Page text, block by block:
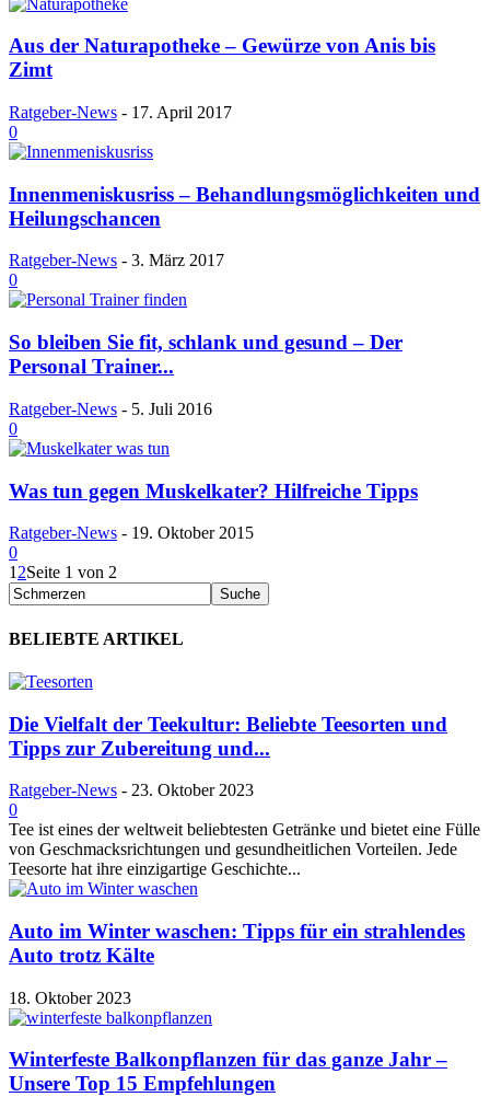
Aus der Naturapotheke – Gewürze von Anis bis
Zimt
Ratgeber-News - 17. April 2017
0
Innenmeniskusriss – Behandlungsmöglichkeiten und
Heilungschancen
Ratgeber-News - 3. März 2017
0
So bleiben Sie fit, schlank und gesund – Der
Personal Trainer...
Ratgeber-News - 5. Juli 2016
0
Was tun gegen Muskelkater? Hilfreiche Tipps
Ratgeber-News - 19. Oktober 2015
0
1 2Seite 1 von 2
BELIEBTE ARTIKEL
Die Vielfalt der Teekultur: Beliebte Teesorten und
Tipps zur Zubereitung und...
Ratgeber-News - 23. Oktober 2023
0
Tee ist eines der weltweit beliebtesten Getränke und bietet eine Fülle
von Geschmacksrichtungen und gesundheitlichen Vorteilen. Jede
Teesorte hat ihre einzigartige Geschichte...
Auto im Winter waschen: Tipps für ein strahlendes
Auto trotz Kälte
18. Oktober 2023
Winterfeste Balkonpflanzen für das ganze Jahr –
Unsere Top 15 Empfehlungen